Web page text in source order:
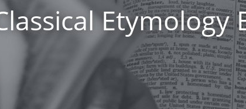
Etymology